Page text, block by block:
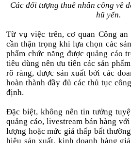
Các đối tượng thuê nhân công về
hũ yến.
Từ vụ việc trên, cơ quan Công
cần thận trọng khi lựa chọn các
phẩm chức năng được quảng cáo
tiêu dùng nên ưu tiên các sản
rõ ràng, được sản xuất bởi các
hoàn thành đầy đủ các thủ tục
định.
Đặc biệt, không nên tin tưởng
quảng cáo, livestream bán hàng
lượng hoặc mức giá thấp bất
hiệu sản xuất, kinh doanh hàng